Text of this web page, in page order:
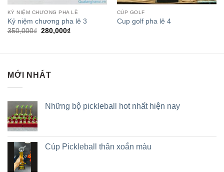
KỶ NIỆM CHƯƠNG PHA LÊ
Kỷ niệm chương pha lê 3
350,000₫ 280,000₫
CÚP GOLF
Cup golf pha lê 4
MỚI NHẤT
Những bộ pickleball hot nhất hiện nay
Cúp Pickleball thân xoắn màu